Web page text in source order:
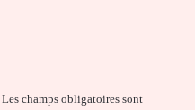
Les champs obligatoires sont